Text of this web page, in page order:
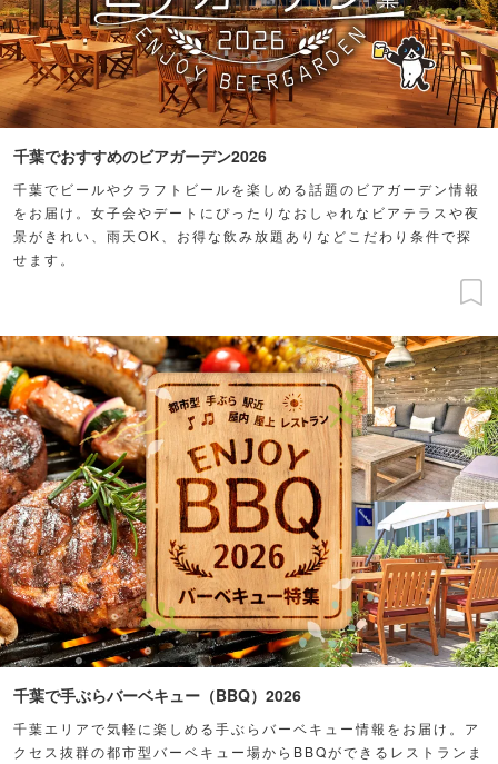
千葉でおすすめのビアガーデン2026
千葉でビールやクラフトビールを楽しめる話題のビアガーデン情報
をお届け。女子会やデートにぴったりなおしゃれなビアテラスや夜
景がきれい、雨天OK、お得な飲み放題ありなどこだわり条件で探
せます。
千葉で手ぶらバーベキュー（BBQ）2026
千葉エリアで気軽に楽しめる手ぶらバーベキュー情報をお届け。ア
クセス抜群の都市型バーベキュー場からBBQができるレストランま